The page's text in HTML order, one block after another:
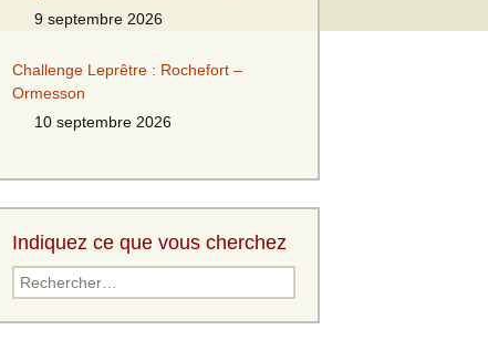
9 septembre 2026
Challenge Leprêtre : Rochefort –
Ormesson
10 septembre 2026
Indiquez ce que vous cherchez